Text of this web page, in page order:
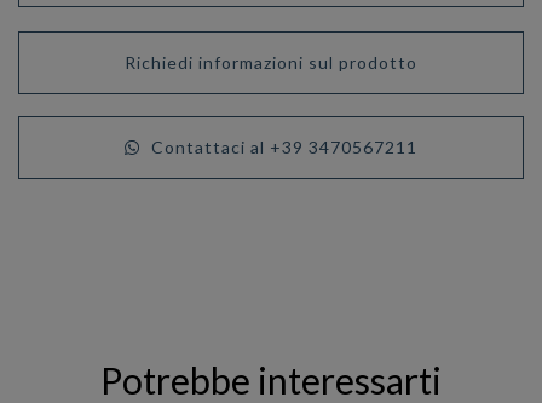
Richiedi informazioni sul prodotto
Contattaci al +39 3470567211
Potrebbe interessarti